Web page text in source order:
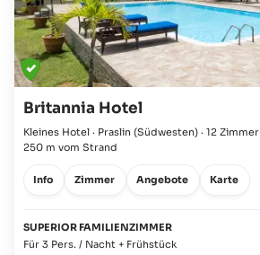
Britannia Hotel
Kleines Hotel · Praslin (Südwesten) · 12 Zimmer
250 m vom Strand
Info Zimmer Angebote Karte
SUPERIOR FAMILIENZIMMER
Für 3 Pers. / Nacht + Frühstück